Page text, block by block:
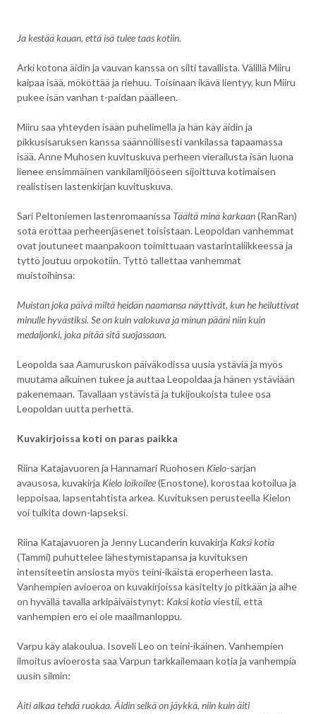
Ja kestää kauan, että isä tulee taas kotiin.
Arki kotona äidin ja vauvan kanssa on silti tavallista. Välillä Miiru
kaipaa isää, mököttää ja riehuu. Toisinaan ikävä lientyy, kun Miiru
pukee isän vanhan t-paidan päälleen.
Miiru saa yhteyden isään puhelimella ja hän käy äidin ja
pikkusisaruksen kanssa säännöllisesti vankilassa tapaamassa
isää. Anne Muhosen kuvituskuva perheen vierailusta isän luona
lienee ensimmäinen vankilamiljööseen sijoittuva kotimaisen
realistisen lastenkirjan kuvituskuva.
Sari Peltoniemen lastenromaanissa Täältä minä karkaan(RanRan)
sota erottaa perheenjäsenet toisistaan. Leopoldan vanhemmat
ovat joutuneet maanpakoon toimittuaan vastarintaliikkeessä ja
tyttö joutuu orpokotiin. Tyttö tallettaa vanhemmat
muistoihinsa:
Muistan joka päivä miltä heidän naamansa näyttivät, kun he heiluttivat
minulle hyvästiksi. Se on kuin valokuva ja minun pääni niin kuin
medaljonki, joka pitää sitä suojassaan.
Leopolda saa Aamuruskon päiväkodissa uusia ystäviä ja myös
muutama aikuinen tukee ja auttaa Leopoldaa ja hänen ystäviään
pakenemaan. Tavallaan ystävistä ja tukijoukoista tulee osa
Leopoldan uutta perhettä.
Kuvakirjoissa koti on paras paikka
Riina Katajavuoren ja Hannamari Ruohosen Kielo-sarjan
avausosa, kuvakirja Kielo loikoilee(Enostone), korostaa kotoilua ja
leppoisaa, lapsentahtista arkea. Kuvituksen perusteella Kielon
voi tulkita down-lapseksi.
Riina Katajavuoren ja Jenny Lucanderin kuvakirja Kaksi kotia
(Tammi) puhuttelee lähestymistapansa ja kuvituksen
intensiteetin ansiosta myös teini-ikäistä eroperheen lasta.
Vanhempien avioeroa on kuvakirjoissa käsitelty jo pitkään ja aihe
on hyvällä tavalla arkipäiväistynyt: Kaksi kotiaviestii, että
vanhempien ero ei ole maailmanloppu.
Varpu käy alakoulua. Isoveli Leo on teini-ikäinen. Vanhempien
ilmoitus avioerosta saa Varpun tarkkailemaan kotia ja vanhempia
uusin silmin:
Äiti alkaa tehdä ruokaa. Äidin selkä on jäykkä, niin kuin äiti